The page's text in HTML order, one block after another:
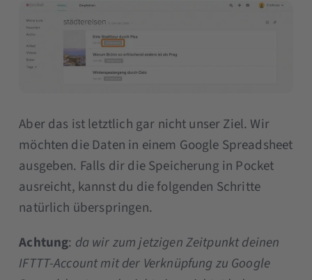
Aber das ist letztlich gar nicht unser Ziel. Wir
möchten die Daten in einem Google Spreadsheet
ausgeben. Falls dir die Speicherung in Pocket
ausreicht, kannst du die folgenden Schritte
natürlich überspringen.
Achtung: da wir zum jetzigen Zeitpunkt deinen
IFTTT-Account mit der Verknüpfung zu Google